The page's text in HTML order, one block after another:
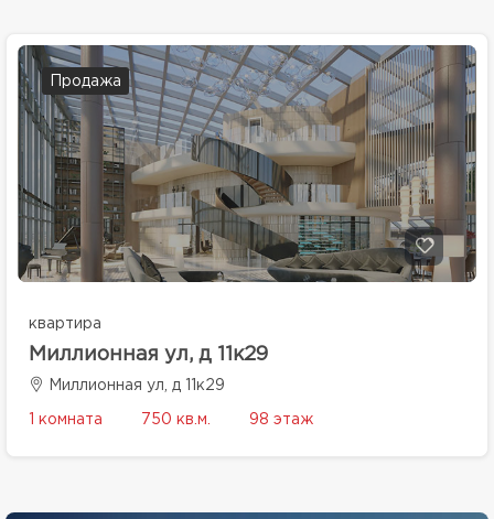
Продажа
квартира
Миллионная ул, д 11к29
Миллионная ул, д 11к29
1 комната 750 кв.м. 98 этаж